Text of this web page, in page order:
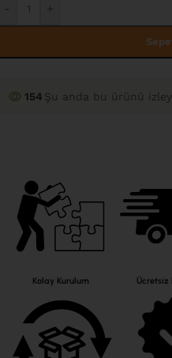
+
154 Şu anda bu ürünü
Kolay Kurulum Ücretsiz